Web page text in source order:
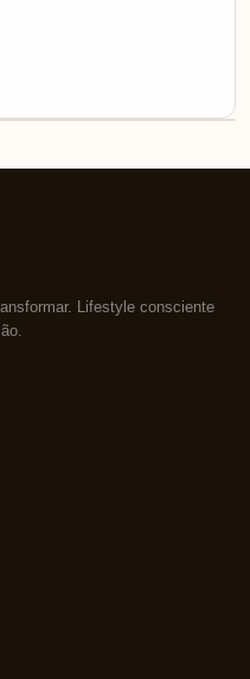
Lifestyle consciente